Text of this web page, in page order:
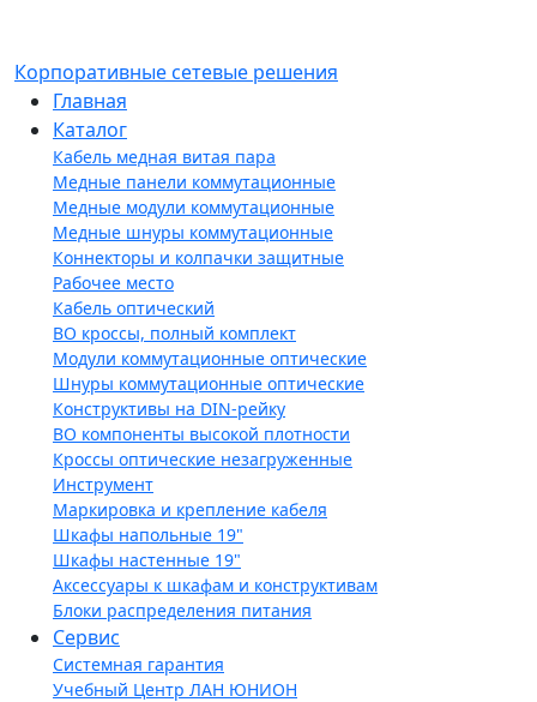
Корпоративные сетевые решения
Главная
Каталог
Кабель медная витая пара
Медные панели коммутационные
Медные модули коммутационные
Медные шнуры коммутационные
Коннекторы и колпачки защитные
Рабочее место
Кабель оптический
ВО кроссы, полный комплект
Модули коммутационные оптические
Шнуры коммутационные оптические
Конструктивы на DIN-рейку
ВО компоненты высокой плотности
Кроссы оптические незагруженные
Инструмент
Маркировка и крепление кабеля
Шкафы напольные 19"
Шкафы настенные 19"
Аксессуары к шкафам и конструктивам
Блоки распределения питания
Сервис
Системная гарантия
Учебный Центр ЛАН ЮНИОН